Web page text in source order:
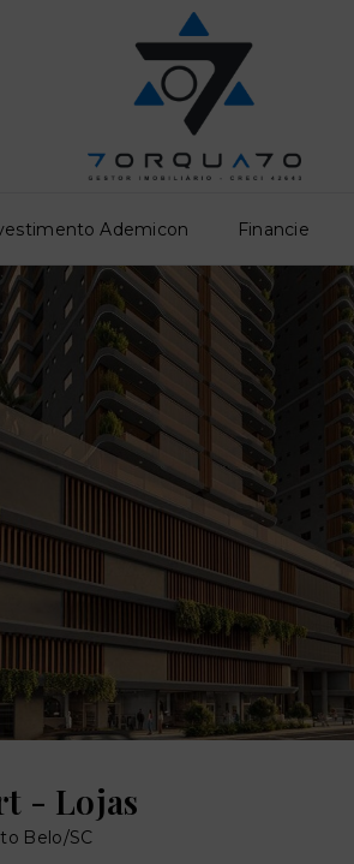
Ademicon Financie
- Lojas
Belo/SC